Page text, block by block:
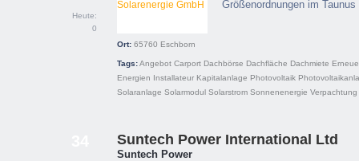
Heute:
0
Größenordnungen im
Ort: 65760 Eschborn
Tags:Angebot Carport Dachbörse Dachfläche Dachmiete
Energien Installateur Kapitalanlage Photovoltaik
Solaranlage Solarmodul Solarstrom Sonnenenergie Verpachtung
Suntech Power International Ltd
Suntech Power